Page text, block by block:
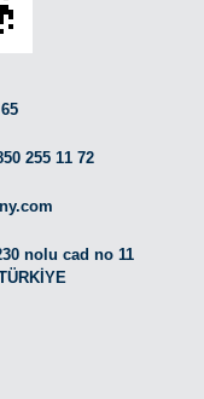
255 11 72
nolu cad no 11